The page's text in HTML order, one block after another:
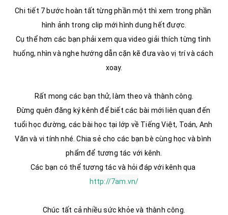
Chi tiết 7 bước hoàn tất từng phần một thì xem trong phần
hình ảnh trong clip mới hình dung hết được.
Cụ thể hơn các bạn phải xem qua video giải thích từng tình
huống, nhìn và nghe hướng dẫn cặn kẽ đưa vào vị trí và cách
xoay.
Rất mong các bạn thử, làm theo và thành công.
Đừng quên đăng ký kênh để biết các bài mới liên quan đến
tuổi học đường, các bài học tại lớp về Tiếng Việt, Toán, Anh
Văn và vi tính nhé. Chia sẻ cho các bạn bè cùng học và bình
phẩm để tương tác với kênh.
Các bạn có thể tương tác và hỏi đáp với kênh qua
http://7am.vn/
Chúc tất cả nhiều sức khỏe và thành công.